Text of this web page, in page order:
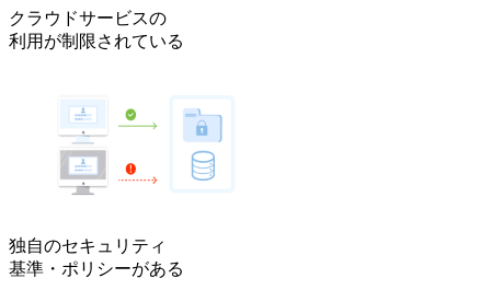
クラウドサービスの
利用が制限されている
独自のセキュリティ
基準・ポリシーがある